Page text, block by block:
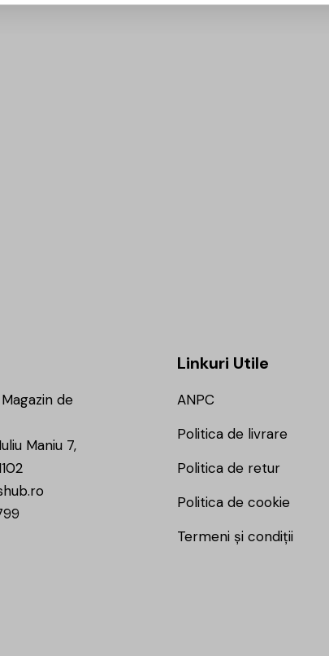
de
Maniu 7,
Linkuri Utile
ANPC
Politica de livrare
Politica de retur
Politica de cookie
Termeni și condiții